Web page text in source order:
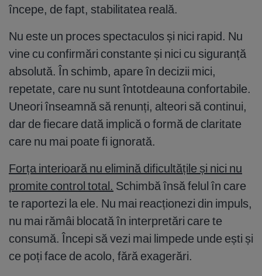
începe, de fapt, stabilitatea reală.
Nu este un proces spectaculos și nici rapid. Nu
vine cu confirmări constante și nici cu siguranță
absolută. În schimb, apare în decizii mici,
repetate, care nu sunt întotdeauna confortabile.
Uneori înseamnă să renunți, alteori să continui,
dar de fiecare dată implică o formă de claritate
care nu mai poate fi ignorată.
Forța interioară nu elimină dificultățile și nici nu
promite control total. Schimbă însă felul în care
te raportezi la ele. Nu mai reacționezi din impuls,
nu mai rămâi blocată în interpretări care te
consumă. Începi să vezi mai limpede unde ești și
ce poți face de acolo, fără exagerări.